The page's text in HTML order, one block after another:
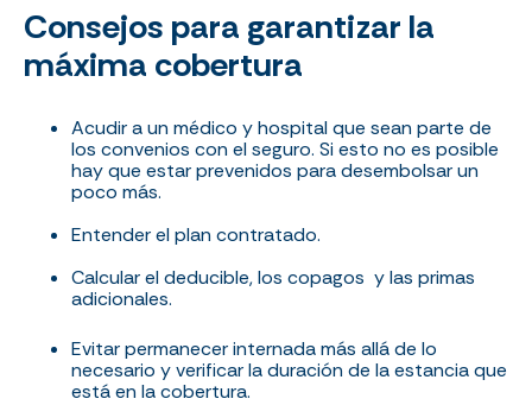
Consejos para garantizar la
máxima cobertura
Acudir a un médico y hospital que sean parte de
los convenios con el seguro. Si esto no es posible
hay que estar prevenidos para desembolsar un
poco más.
Entender el plan contratado.
Calcular el deducible, los copagos y las primas
adicionales.
Evitar permanecer internada más allá de lo
necesario y verificar la duración de la estancia que
está en la cobertura.